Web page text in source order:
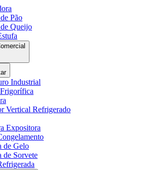
Pão
Queijo
Industrial
Vertical Refrigerado
Expositora
de Gelo
de Sorvete